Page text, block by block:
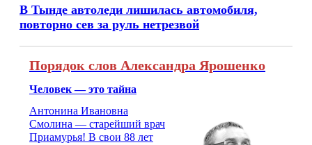
В Тынде автоледи лишилась автомобиля,
повторно сев за руль нетрезвой
Порядок слов Александра Ярошенко
Человек — это тайна
Антонина Ивановна
Смолина — старейший врач
Приамурья! В свои 88 лет